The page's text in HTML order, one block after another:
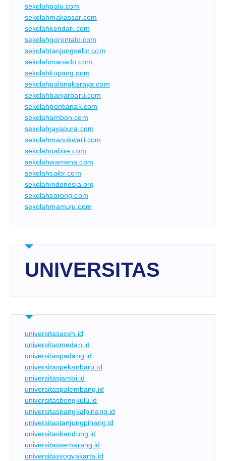
sekolahpalu.com
sekolahmakassar.com
sekolahkendari.com
sekolahgorontalo.com
sekolahtanjungselor.com
sekolahmanado.com
sekolahkupang.com
sekolahpalangkaraya.com
sekolahbanjarbaru.com
sekolahpontianak.com
sekolahambon.com
sekolahjayapura.com
sekolahmanokwari.com
sekolahnabire.com
sekolahwamena.com
sekolahsalor.com
sekolahindonesia.org
sekolahsorong.com
sekolahmamuju.com
UNIVERSITAS
universitasaceh.id
universitasmedan.id
universitaspadang.id
universitaspekanbaru.id
universitasjambi.id
universitaspalembang.id
universitasbengkulu.id
universitaspangkalpinang.id
universitastanjungpinang.id
universitasbandung.id
universitassemarang.id
universitasyogyakarta.id